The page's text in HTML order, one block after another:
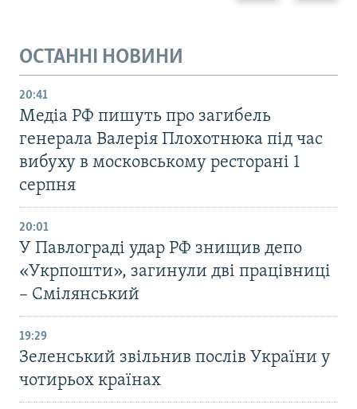
ОСТАННІ НОВИНИ
20:41
Медіа РФ пишуть про загибель
генерала Валерія Плохотнюка під час
вибуху в московському ресторані 1
серпня
20:01
У Павлограді удар РФ знищив депо
«Укрпошти», загинули дві працівниці
– Смілянський
19:29
Зеленський звільнив послів України у
чотирьох країнах